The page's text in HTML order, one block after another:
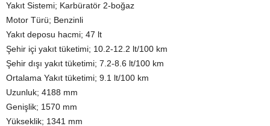
Yakıt Sistemi; Karbüratör 2-boğaz
Motor Türü; Benzinli
Yakıt deposu hacmi; 47 lt
Şehir içi yakıt tüketimi; 10.2-12.2 lt/100 km
Şehir dışı yakıt tüketimi; 7.2-8.6 lt/100 km
Ortalama Yakıt tüketimi; 9.1 lt/100 km
Uzunluk; 4188 mm
Genişlik; 1570 mm
Yükseklik; 1341 mm